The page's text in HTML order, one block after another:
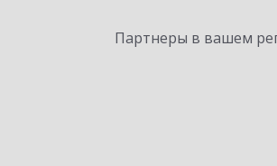
Партнеры в вашем